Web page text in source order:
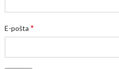
E-pošta *